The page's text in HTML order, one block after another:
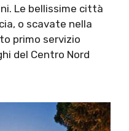
Le bellissime città
o scavate nella
primo servizio
del Centro Nord